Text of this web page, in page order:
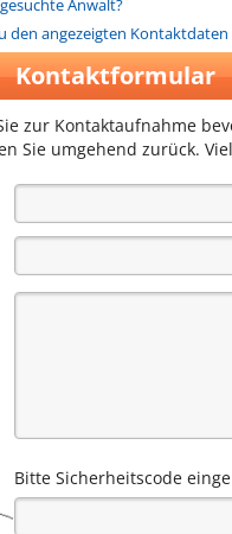
Anwalt?
den angezeigten Kontaktdaten
Kontaktformular
zur Kontaktaufnahme
Sie umgehend zurück.
Bitte Sicherheitscode